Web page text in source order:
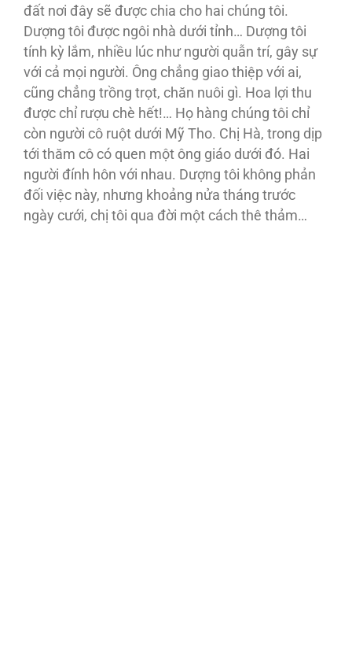
đất nơi đây sẽ được chia cho hai chúng tôi.
Dượng tôi được ngôi nhà dưới tỉnh… Dượng tôi
tính kỳ lắm, nhiều lúc như người quẫn trí, gây sự
với cả mọi người. Ông chẳng giao thiệp với ai,
cũng chẳng trồng trọt, chăn nuôi gì. Hoa lợi thu
được chỉ rượu chè hết!… Họ hàng chúng tôi chỉ
còn người cô ruột dưới Mỹ Tho. Chị Hà, trong dịp
tới thăm cô có quen một ông giáo dưới đó. Hai
người đính hôn với nhau. Dượng tôi không phản
đối việc này, nhưng khoảng nửa tháng trước
ngày cưới, chị tôi qua đời một cách thê thảm…